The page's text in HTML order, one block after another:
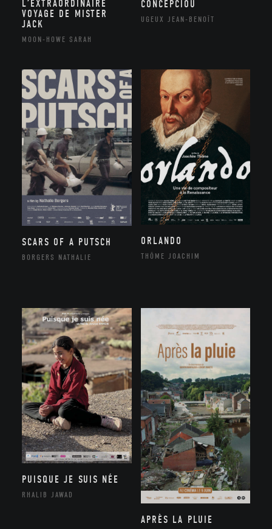
L’EXTRAORDINAIRE
VOYAGE DE MISTER
JACK
MOON-HOWE SARAH
CONCEPCIOU
UGEUX JEAN-BENOÎT
SCARS OF A PUTSCH
BORGERS NATHALIE
ORLANDO
THÔME JOACHIM
PUISQUE JE SUIS NÉE
RHALIB JAWAD
APRÈS LA PLUIE